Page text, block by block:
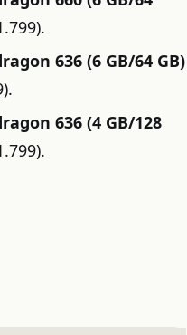
636 (6 GB/64 GB)
636 (4 GB/128